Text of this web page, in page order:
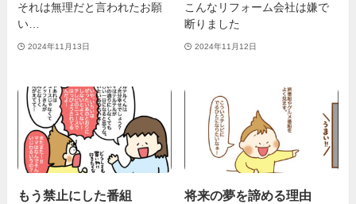
それは無理だと言われたお願
い…
2024年11月13日
こんなリフォーム会社は嫌で
断りました
2024年11月12日
もう禁止にした番組 将来の夢を諦める理由